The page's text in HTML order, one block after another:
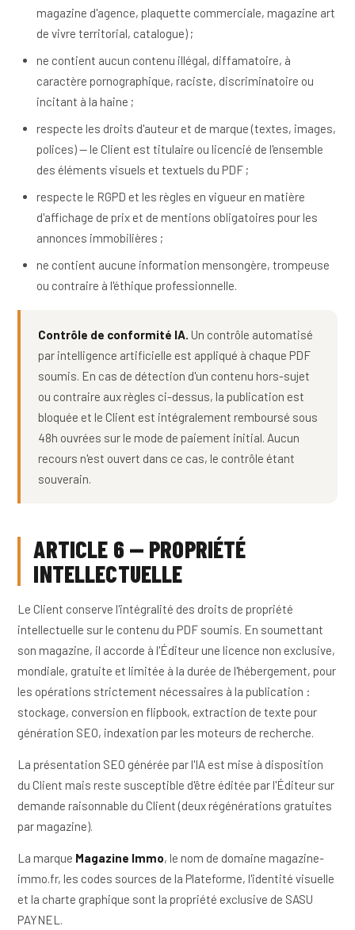
magazine d'agence, plaquette commerciale, magazine art
de vivre territorial, catalogue) ;
ne contient aucun contenu illégal, diffamatoire, à
caractère pornographique, raciste, discriminatoire ou
incitant à la haine ;
respecte les droits d'auteur et de marque (textes, images,
polices) — le Client est titulaire ou licencié de l'ensemble
des éléments visuels et textuels du PDF ;
respecte le RGPD et les règles en vigueur en matière
d'affichage de prix et de mentions obligatoires pour les
annonces immobilières ;
ne contient aucune information mensongère, trompeuse
ou contraire à l'éthique professionnelle.
Contrôle de conformité IA. Un contrôle automatisé
par intelligence artificielle est appliqué à chaque PDF
soumis. En cas de détection d'un contenu hors-sujet
ou contraire aux règles ci-dessus, la publication est
bloquée et le Client est intégralement remboursé sous
48h ouvrées sur le mode de paiement initial. Aucun
recours n'est ouvert dans ce cas, le contrôle étant
souverain.
ARTICLE 6 — PROPRIÉTÉ
INTELLECTUELLE
Le Client conserve l'intégralité des droits de propriété
intellectuelle sur le contenu du PDF soumis. En soumettant
son magazine, il accorde à l'Éditeur une licence non exclusive,
mondiale, gratuite et limitée à la durée de l'hébergement, pour
les opérations strictement nécessaires à la publication :
stockage, conversion en flipbook, extraction de texte pour
génération SEO, indexation par les moteurs de recherche.
La présentation SEO générée par l'IA est mise à disposition
du Client mais reste susceptible d'être éditée par l'Éditeur sur
demande raisonnable du Client (deux régénérations gratuites
par magazine).
La marque Magazine Immo, le nom de domaine magazine-
immo.fr, les codes sources de la Plateforme, l'identité visuelle
et la charte graphique sont la propriété exclusive de SASU
PAYNEL.